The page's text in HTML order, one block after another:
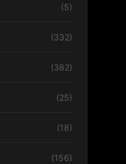
(5)
(332)
(382)
(25)
(18)
(156)